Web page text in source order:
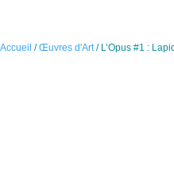
Accueil /Œuvres d'Art/ L’Opus #1 :